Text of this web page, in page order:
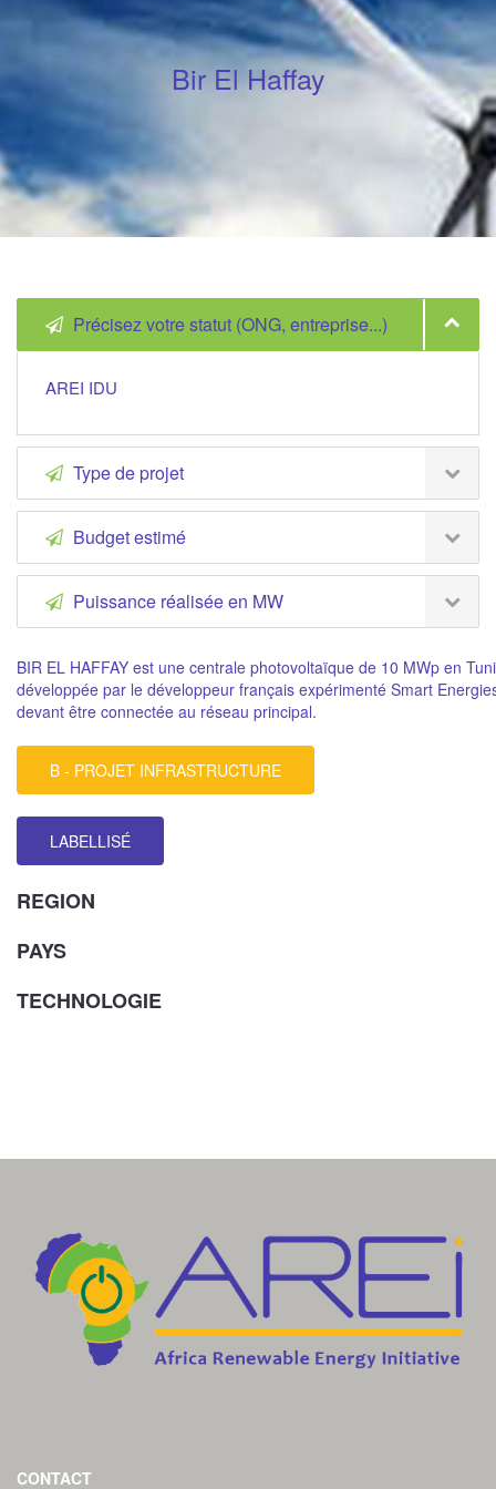
Bir El Haffay
Précisez votre statut (ONG, entreprise...)
AREI IDU
Type de projet
Budget estimé
Puissance réalisée en MW
BIR EL HAFFAY est une centrale photovoltaïque de 10 MWp en
développée par le développeur français expérimenté Smart
devant être connectée au réseau principal.
B - PROJET INFRASTRUCTURE
LABELLISÉ
REGION
PAYS
TECHNOLOGIE
CONTACT